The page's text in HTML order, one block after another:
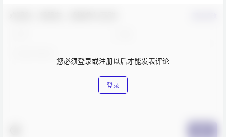
您必须登录或注册以后才能发表评论
登录